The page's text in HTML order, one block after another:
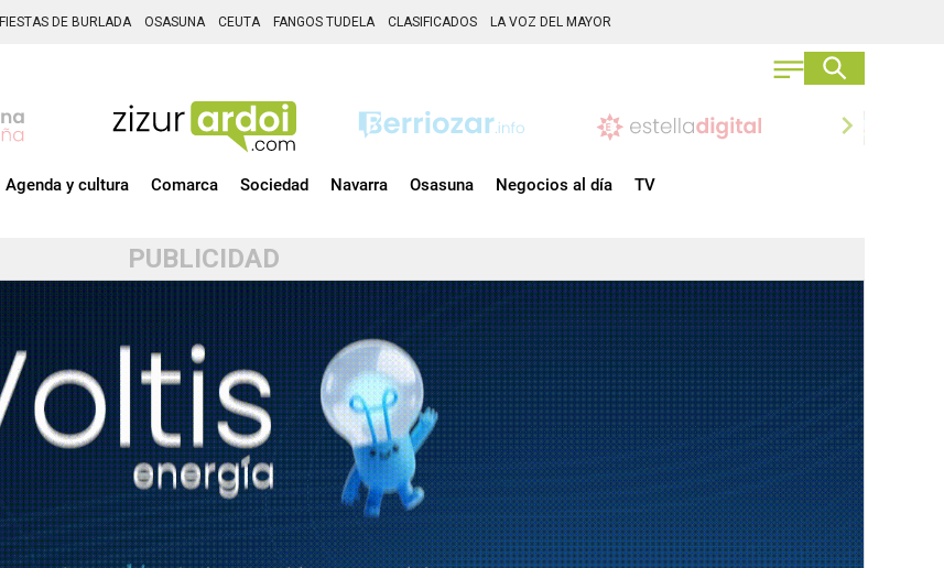
FIESTAS DE BURLADA OSASUNA CEUTA FANGOS TUDELA CLASIFICADOS LA VOZ DEL MAYOR
chevron_right
Agenda y cultura Comarca Sociedad Navarra Osasuna Negocios al día TV
PUBLICIDAD